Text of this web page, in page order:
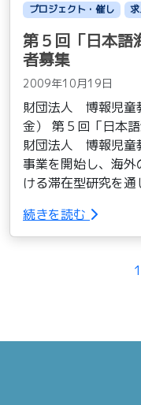
プロジェクト・催し
第５回「日本語
者募集
2009年10月19日
財団法人 博報児童
金） 第５回「日本
財団法人 博報児童
事業を開始し、海
ける滞在型研究を
続きを読む
1